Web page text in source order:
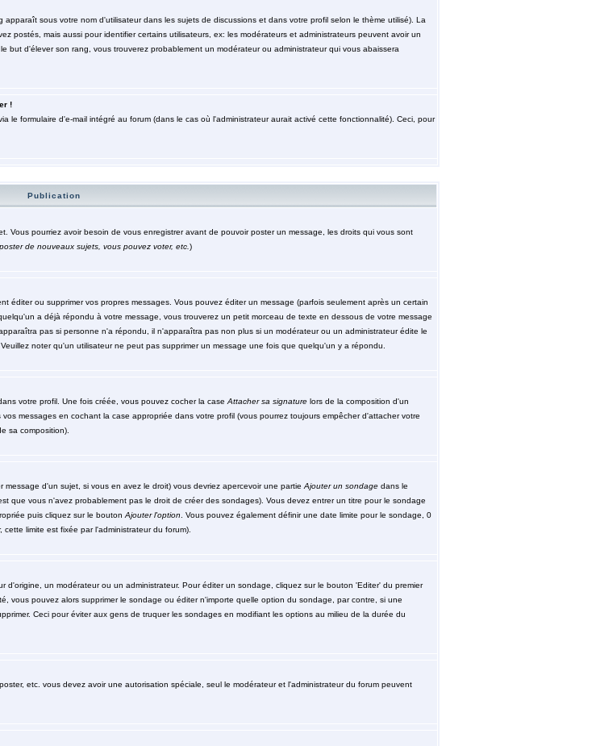
sous votre nom d'utilisateur dans les sujets de discussions et dans votre profil selon le thème utilisé). La
postés, mais aussi pour identifier certains utilisateurs, ex: les modérateurs et administrateurs peuvent avoir un
but d'élever son rang, vous trouverez probablement un modérateur ou administrateur qui vous abaissera
!
le formulaire d'e-mail intégré au forum (dans le cas où l'administrateur aurait activé cette fonctionnalité). Ceci, pour
Publication
Vous pourriez avoir besoin de vous enregistrer avant de pouvoir poster un message, les droits qui vous sont
de nouveaux sujets, vous pouvez voter, etc. )
éditer ou supprimer vos propres messages. Vous pouvez éditer un message (parfois seulement après un certain
a déjà répondu à votre message, vous trouverez un petit morceau de texte en dessous de votre message
pas si personne n'a répondu, il n'apparaîtra pas non plus si un modérateur ou un administrateur édite le
noter qu'un utilisateur ne peut pas supprimer un message une fois que quelqu'un y a répondu.
votre profil. Une fois créée, vous pouvez cocher la case Attacher sa signaturelors de la composition d'un
messages en cochant la case appropriée dans votre profil (vous pourrez toujours empêcher d'attacher votre
sa composition).
d'un sujet, si vous en avez le droit) vous devriez apercevoir une partie Ajouter un sondagedans le
que vous n'avez probablement pas le droit de créer des sondages). Vous devez entrer un titre pour le sondage
puis cliquez sur le bouton Ajouter l'option . Vous pouvez également définir une date limite pour le sondage, 0
limite est fixée par l'administrateur du forum).
un modérateur ou un administrateur. Pour éditer un sondage, cliquez sur le bouton 'Editer' du premier
vous pouvez alors supprimer le sondage ou éditer n'importe quelle option du sondage, par contre, si une
Ceci pour éviter aux gens de truquer les sondages en modifiant les options au milieu de la durée du
etc. vous devez avoir une autorisation spéciale, seul le modérateur et l'administrateur du forum peuvent